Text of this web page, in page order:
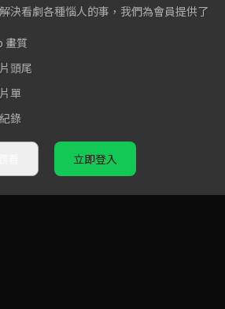
？
回，還不記得他是誰！？
能！
決看劇各種惱人的事，我們為會員提供了
畫質
頭尾
單
錄
立即登入